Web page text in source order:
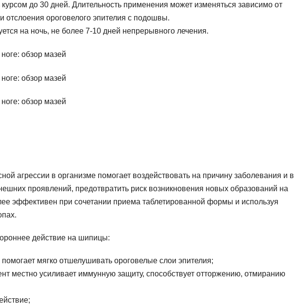
до 30 дней. Длительность применения может изменяться зависимо от
отслоения ороговелого эпителия с подошвы.
на ночь, не более 7-10 дней непрерывного лечения.
агрессии в организме помогает воздействовать на причину заболевания и в
проявлений, предотвратить риск возникновения новых образований на
эффективен при сочетании приема таблетированной формы и используя
действие на шипицы:
мягко отшелушивать ороговелые слои эпителия;
местно усиливает иммунную защиту, способствует отторжению, отмиранию